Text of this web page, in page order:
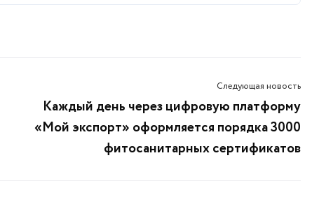
Следующая новость
Каждый день через цифровую платформу
«Мой экспорт» оформляется порядка 3000
фитосанитарных сертификатов